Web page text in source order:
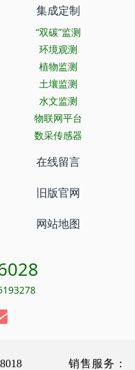
集成定制
“双碳”监测
环境观测
植物监测
土壤监测
水文监测
物联网平台
数采传感器
在线留言
旧版官网
网站地图
销售服务：